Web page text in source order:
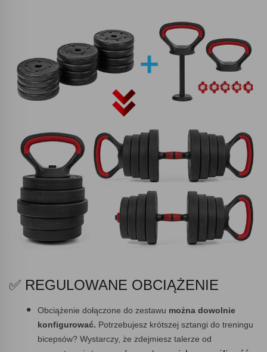
✅ REGULOWANE OBCIĄŻENIE
Obciążenie dołączone do zestawu można dowolnie
konfigurować. Potrzebujesz krótszej sztangi do treningu
bicepsów? Wystarczy, że zdejmiesz talerze od